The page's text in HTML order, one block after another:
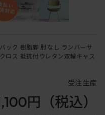
ック 樹脂脚 肘なし ランバーサ
ロス 抵抗付ウレタン双輪キャス
受注生産
円 （税込）